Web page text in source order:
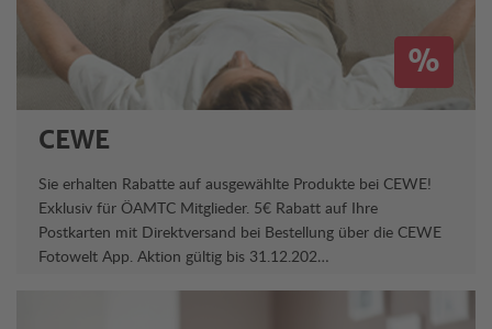
%
CEWE
Sie erhalten Rabatte auf ausgewählte Produkte bei CEWE!
Exklusiv für ÖAMTC Mitglieder. 5€ Rabatt auf Ihre
Postkarten mit Direktversand bei Bestellung über die CEWE
Fotowelt App. Aktion gültig bis 31.12.202…